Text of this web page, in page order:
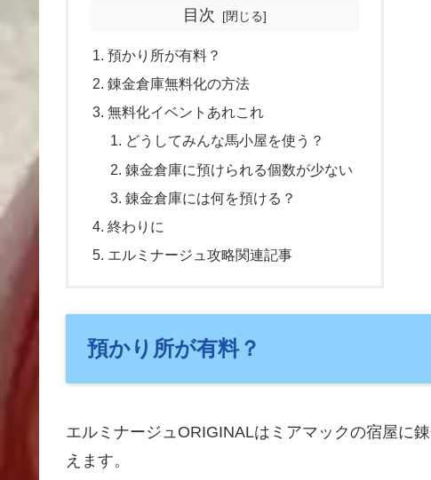
目次
預かり所が有料？
錬金倉庫無料化の方法
無料化イベントあれこれ
どうしてみんな馬小屋を使う？
錬金倉庫に預けられる個数が少ない
錬金倉庫には何を預ける？
終わりに
エルミナージュ攻略関連記事
預かり所が有料？
エルミナージュORIGINALはミアマックの宿屋に
えます。